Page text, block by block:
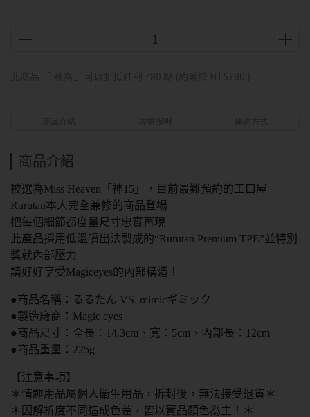
商品介紹
被選為Miss Heaven「神15」，目前最難預約的工口屋
Rurutan本人完全兼修的商品登場
把每個細節都度量尺寸忠實再現
此產品採用低溫噴出法製成的“Rurutan Premium TPE”並特別
獎就內部壓力
請好好享受Magiceyes的內部構造！
●商品名稱：るるたん VS. mimicギミック
●製造廠商：Magic eyes
●商品尺寸：全長：14.3cm、寬：5cm、內部長：12cm
●商品重量：225g
【注意事項】
＊情趣用品屬個人衛生用品，拆封後，無法接受退貨＊
＊因解析度不同造成色差，皆以實品顏色為主！＊